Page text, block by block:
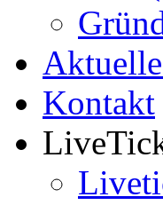
Kontakt